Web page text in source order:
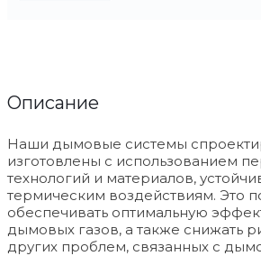
Описание
Наши дымовые системы
изготовлены с использованием
технологий и материалов,
термическим воздействиям. Это
обеспечивать оптимальную
дымовых газов, а также снижать
других проблем, связанных с